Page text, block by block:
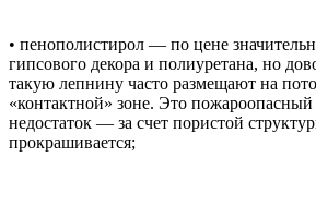
• пенополистирол — по цене
гипсового декора и полиуретана, но
такую лепнину часто размещают на
«контактной» зоне. Это
недостаток — за счет пористой
прокрашивается;